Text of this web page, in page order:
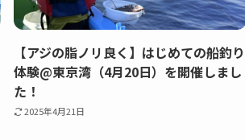
【アジの脂ノリ良く】はじめての船釣り
体験@東京湾（4月20日）を開催しまし
た！
2025年4月21日